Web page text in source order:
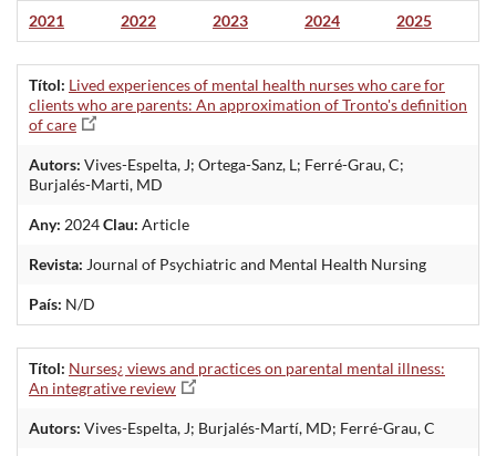
2021 2022 2023 2024 2025
Títol: Lived experiences of mental health nurses who care for
clients who are parents: An approximation of Tronto's definition
of care
Autors: Vives-Espelta, J; Ortega-Sanz, L; Ferré-Grau, C;
Burjalés-Marti, MD
Any: 2024Clau: Article
Revista: Journal of Psychiatric and Mental Health Nursing
País: N/D
Títol: Nurses¿ views and practices on parental mental illness:
An integrative review
Autors: Vives-Espelta, J; Burjalés-Martí, MD; Ferré-Grau, C